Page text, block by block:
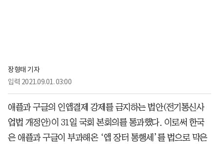
장형태 기자
입력 2021.09.01. 03:00
애플과 구글의 인앱결제 강제를 금지하는 법안(전기통신사
업법 개정안)이 31일 국회 본회의를 통과했다. 이로써 한국
은 애플과 구글이 부과해온 ‘앱 장터 통행세’를 법으로 막은